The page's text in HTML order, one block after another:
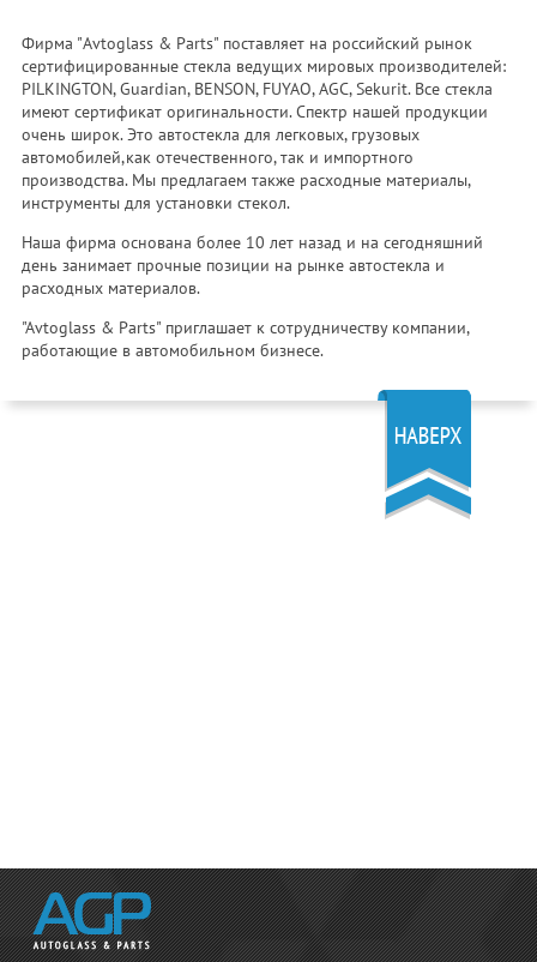
Фирма "Avtoglass & Parts" поставляет на российский рынок
сертифицированные стекла ведущих мировых производителей:
PILKINGTON, Guardian, BENSON, FUYAO, AGC, Sekurit. Все стекла
имеют сертификат оригинальности. Спектр нашей продукции
очень широк. Это автостекла для легковых, грузовых
автомобилей,как отечественного, так и импортного
производства. Мы предлагаем также расходные материалы,
инструменты для установки стекол.
Наша фирма основана более 10 лет назад и на сегодняшний
день занимает прочные позиции на рынке автостекла и
расходных материалов.
"Avtoglass & Parts" приглашает к сотрудничеству компании,
работающие в автомобильном бизнесе.